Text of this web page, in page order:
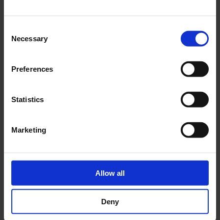
Selection
Necessary
Preferences
Statistics
Marketing
Allow all
Deny
Un post condiviso da Moncler (@moncler)